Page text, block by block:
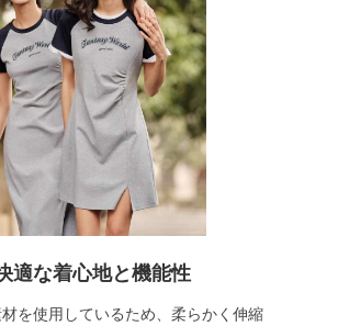
適な着心地と機能性
を使用しているため、柔らかく伸縮